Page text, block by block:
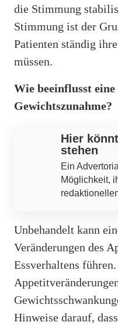
die Stimmung
Stimmung ist der
Patienten ständig
müssen.
Wie beeinflusst
Gewichtszunahme?
Hier
stehen
Ein
Möglichkeit,
Unbehandelt kann
Veränderungen des
Essverhaltens
Hinweise darauf,